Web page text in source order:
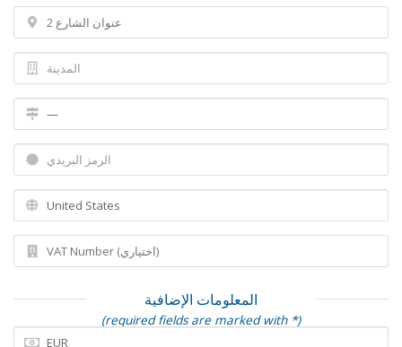
المعلومات الإضافية
(required fields are marked with *)